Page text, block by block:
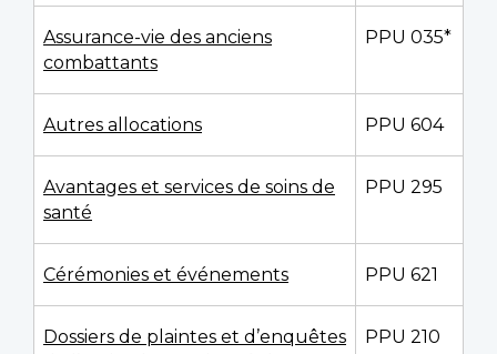
Assurance-vie des anciens
combattants
PPU 035*
Autres allocations PPU 604
Avantages et services de soins de
santé
PPU 295
Cérémonies et événements PPU 621
Dossiers de plaintes et d’enquêtes
PPU 210